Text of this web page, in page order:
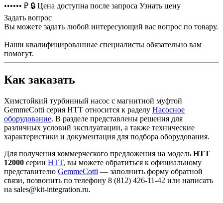
•••••• ₽ 🔒 Цена доступна после запроса Узнать цену
Задать вопрос
Вы можете задать любой интересующий вас вопрос по товару.
Наши квалифицированные специалисты обязательно вам
помогут.
Как заказать
Химстойкий турбинный насос с магнитной муфтой
GemmeCotti серия HTT относится к раделу Насосное
оборудование. В разделе представлены решения для
различных условий эксплуатации, а также технические
характеристики и документация для подбора оборудования.
Для получения коммерческого предложения на модель HTT
12000 серии HTT, вы можете обратиться к официальному
представителю GemmeCotti — заполнить форму обратной
связи, позвонить по телефону 8 (812) 426-11-42 или написать
на sales@kit-integration.ru.